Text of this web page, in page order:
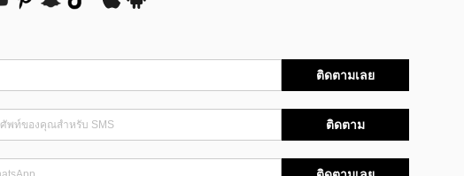
ติดตามเลย
ติดตาม